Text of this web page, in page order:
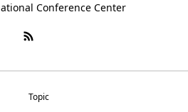
Conference Center
Topic